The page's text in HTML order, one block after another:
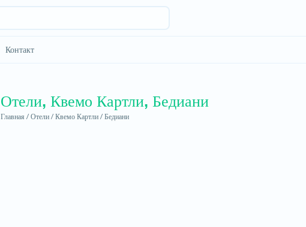
Контакт
Отели, Квемо Картли, Бедиани
Главная / Отели / Квемо Картли / Бедиани